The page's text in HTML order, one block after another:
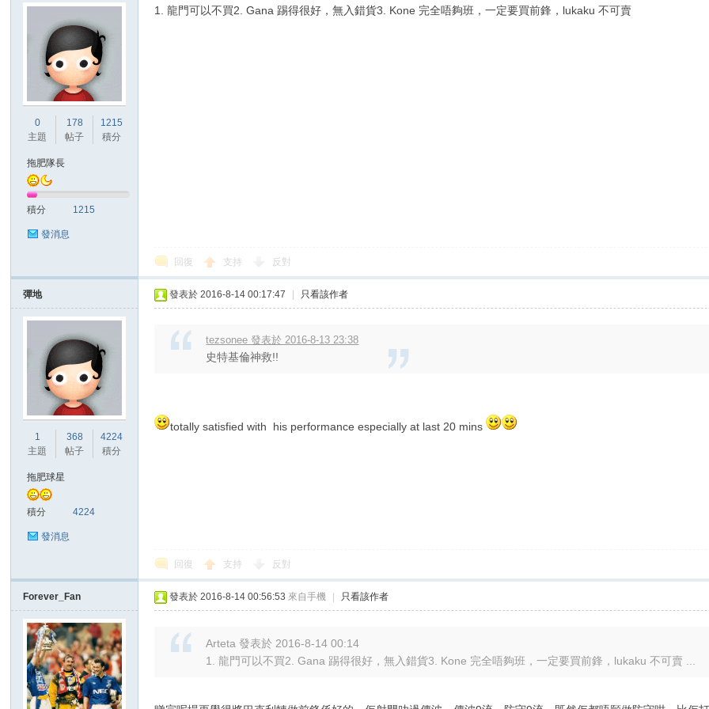
0
主題
178
帖子
1215
積分
拖肥隊長
積分 1215
發消息
1. 龍門可以不買2. Gana 踢得很好，無入錯貨3. Kone 完全唔夠班，一定要買前鋒，lukaku 不可賣
回復 支持 反對
彈地
1
主題
368
帖子
4224
積分
拖肥球星
積分 4224
發消息
發表於 2016-8-14 00:17:47 只看該作者
tezsonee 發表於 2016-8-13 23:38
史特基倫神救!!
totally satisfied with his performance especially at last 20 mins
回復 支持 反對
Forever_Fan 發表於 2016-8-14 00:56:53 來自手機 只看該作者
Arteta 發表於 2016-8-14 00:14
1. 龍門可以不買2. Gana 踢得很好，無入錯貨3. Kone 完全唔夠班，一定要買前鋒，lukaku 不可賣 ...